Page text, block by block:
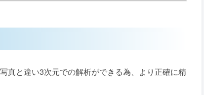
真と違い3次元での解析ができる為、より正確に精